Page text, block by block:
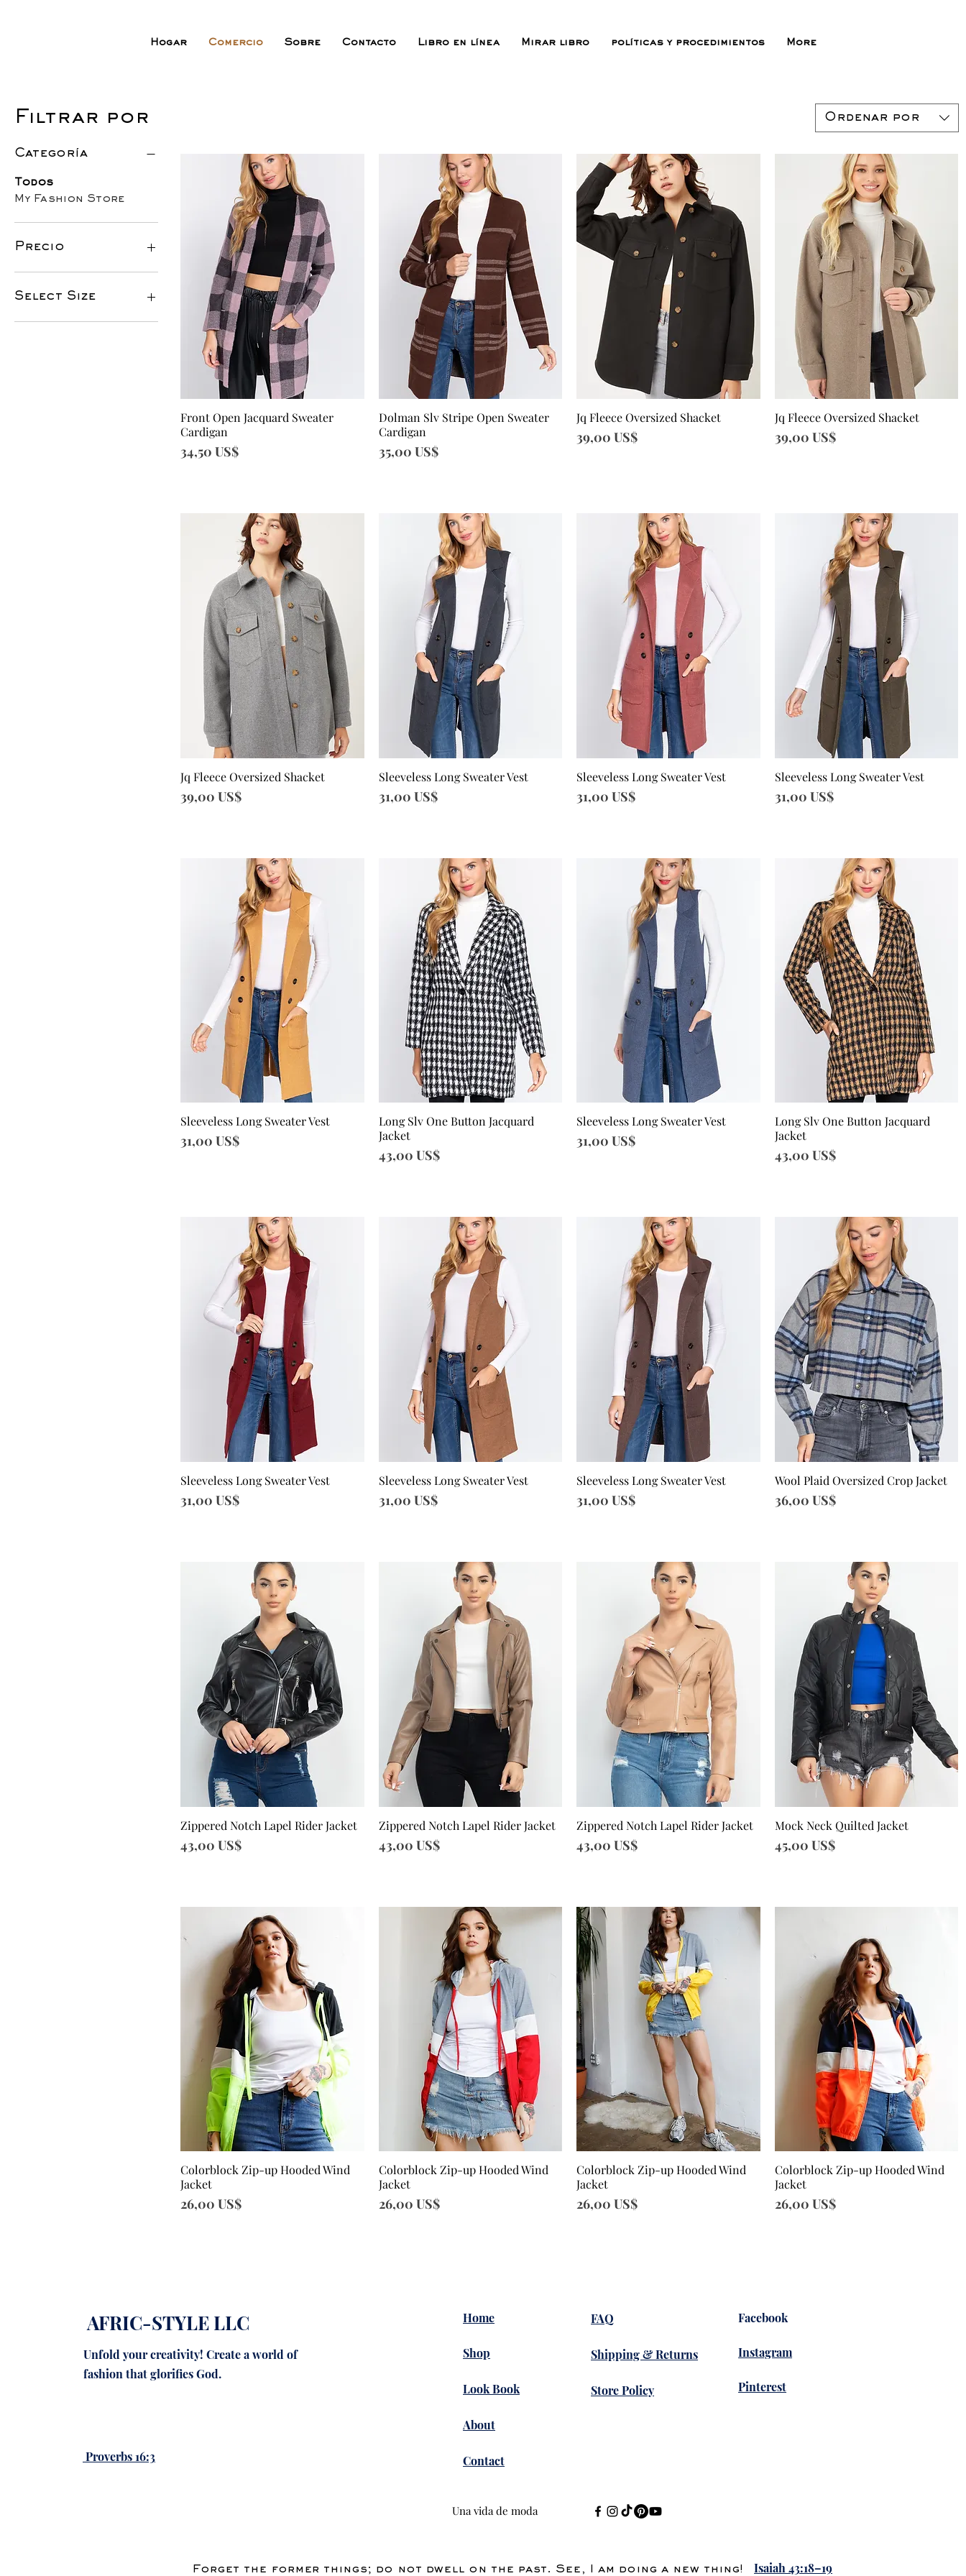
Hogar Comercio Sobre Contacto Libro en línea Mirar libro políticas y procedimientos More
Filtrar por
Categoría
Todos
My Fashion Store
Precio
Select Size
Ordenar por
Vista rápida
Front Open Jacquard Sweater
Cardigan
Precio
34,50 US$
Vista rápida
Dolman Slv Stripe Open Sweater
Cardigan
Precio
35,00 US$
Vista rápida
Jq Fleece Oversized Shacket
Precio
39,00 US$
Vista rápida
Jq Fleece Oversized Shacket
Precio
39,00 US$
Vista rápida
Jq Fleece Oversized Shacket
Precio
39,00 US$
Vista rápida
Sleeveless Long Sweater Vest
Precio
31,00 US$
Vista rápida
Sleeveless Long Sweater Vest
Precio
31,00 US$
Vista rápida
Sleeveless Long Sweater Vest
Precio
31,00 US$
Vista rápida
Sleeveless Long Sweater Vest
Precio
31,00 US$
Vista rápida
Long Slv One Button Jacquard
Jacket
Precio
43,00 US$
Vista rápida
Sleeveless Long Sweater Vest
Precio
31,00 US$
Vista rápida
Long Slv One Button Jacquard
Jacket
Precio
43,00 US$
Vista rápida
Sleeveless Long Sweater Vest
Precio
31,00 US$
Vista rápida
Sleeveless Long Sweater Vest
Precio
31,00 US$
Vista rápida
Sleeveless Long Sweater Vest
Precio
31,00 US$
Vista rápida
Wool Plaid Oversized Crop Jacket
Precio
36,00 US$
Vista rápida
Zippered Notch Lapel Rider Jacket
Precio
43,00 US$
Vista rápida
Zippered Notch Lapel Rider Jacket
Precio
43,00 US$
Vista rápida
Zippered Notch Lapel Rider Jacket
Precio
43,00 US$
Vista rápida
Mock Neck Quilted Jacket
Precio
45,00 US$
Vista rápida
Colorblock Zip-up Hooded Wind
Jacket
Precio
26,00 US$
Vista rápida
Colorblock Zip-up Hooded Wind
Jacket
Precio
26,00 US$
Vista rápida
Colorblock Zip-up Hooded Wind
Jacket
Precio
26,00 US$
Vista rápida
Colorblock Zip-up Hooded Wind
Jacket
Precio
26,00 US$
AFRIC-STYLE LLC
Unfold your creativity! Create a world of
fashion that glorifies God.
Proverbs 16:3
Home
Shop
Look Book
About
Contact
Una vida de moda
FAQ
Shipping & Returns
Store Policy
Facebook
Instagram
Pinterest
Forget the former things; do not dwell on the past. See, I am doing a new thing! Isaiah 43:18–19